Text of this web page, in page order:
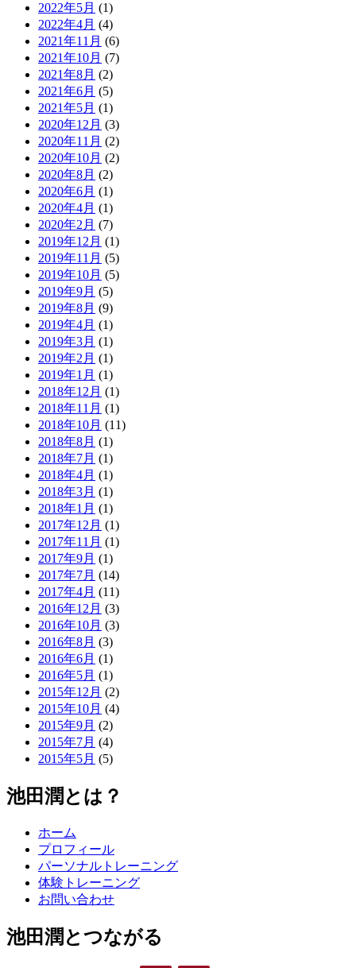
2022年5月 (1)
2022年4月 (4)
2021年11月 (6)
2021年10月 (7)
2021年8月 (2)
2021年6月 (5)
2021年5月 (1)
2020年12月 (3)
2020年11月 (2)
2020年10月 (2)
2020年8月 (2)
2020年6月 (1)
2020年4月 (1)
2020年2月 (7)
2019年12月 (1)
2019年11月 (5)
2019年10月 (5)
2019年9月 (5)
2019年8月 (9)
2019年4月 (1)
2019年3月 (1)
2019年2月 (1)
2019年1月 (1)
2018年12月 (1)
2018年11月 (1)
2018年10月 (11)
2018年8月 (1)
2018年7月 (1)
2018年4月 (1)
2018年3月 (1)
2018年1月 (1)
2017年12月 (1)
2017年11月 (1)
2017年9月 (1)
2017年7月 (14)
2017年4月 (11)
2016年12月 (3)
2016年10月 (3)
2016年8月 (3)
2016年6月 (1)
2016年5月 (1)
2015年12月 (2)
2015年10月 (4)
2015年9月 (2)
2015年7月 (4)
2015年5月 (5)
池田潤とは？
ホーム
プロフィール
パーソナルトレーニング
体験トレーニング
お問い合わせ
池田潤とつながる